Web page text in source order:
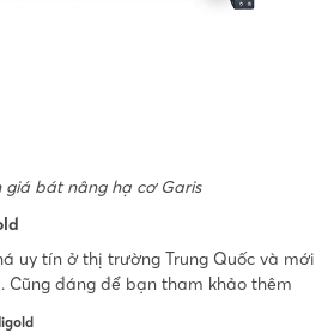
giá bát nâng hạ cơ Garis
uy tín ở thị trường Trung Quốc và mới
Cũng đáng để bạn tham khảo thêm